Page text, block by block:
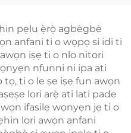
pẹlu ẹ̀rọ̀ agbègbè
anfani ti o wọpọ si idi ti
iṣẹ ti o nlo nitori
nfunni ni ipa ati
ti o le ṣe iṣẹ fun awọn
lori arẹ̀ ati lati pade
ifasilẹ wọnyẹn jẹ ti o
lori awọn anfani